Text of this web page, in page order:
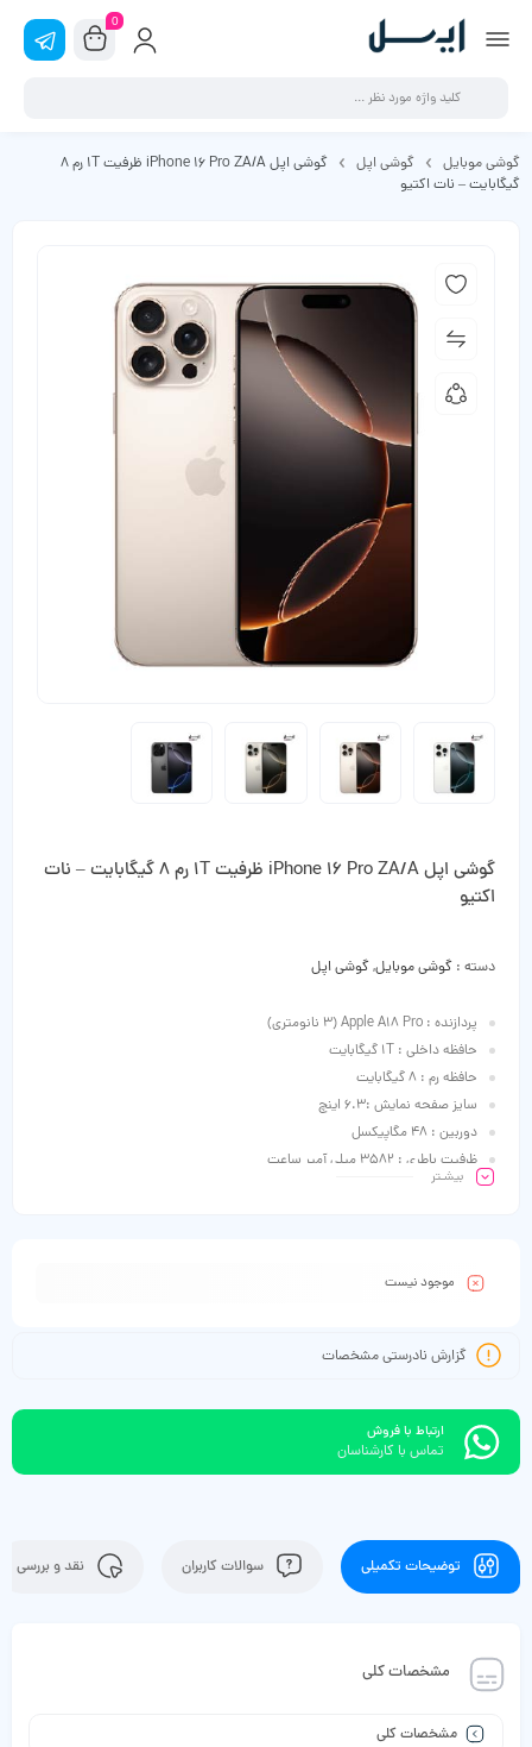
0
گوشی موبایل گوشی اپل
گوشی اپل iPhone 16 Pro ZA/A ظرفیت 1T رم 8
گیگابایت – نات اکتیو
گوشی اپل iPhone 16 Pro ZA/A ظرفیت 1T رم 8 گیگابایت – نات
اکتیو
دسته : گوشی موبایل,گوشی اپل
پردازنده : Apple A18 Pro (3 نانومتری)
حافظه داخلی : 1T گیگابایت
حافظه رم : 8 گیگابایت
سایز صفحه نمایش :6.3 اینچ
دوربین : 48 مگاپیکسل
ظرفیت باطری : 3582 میلی آمپر ساعت
بیشـتر
موجود نیست
گزارش نادرستی مشخصات
ارتباط با فروش
تماس با کارشناسان
توضیحات تکمیلی سوالات کاربران نقد و بررسی
مشخصات کلی
مشخصات کلی